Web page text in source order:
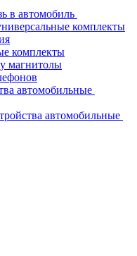
в автомобиль
комплекты
комплекты
магнитолы
автомобильные
автомобильные